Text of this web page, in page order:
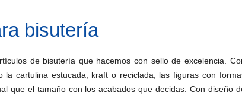
bisutería
de bisutería que hacemos con sello de excelencia.
cartulina estucada, kraft o reciclada, las figuras con
que el tamaño con los acabados que decidas. Con diseño